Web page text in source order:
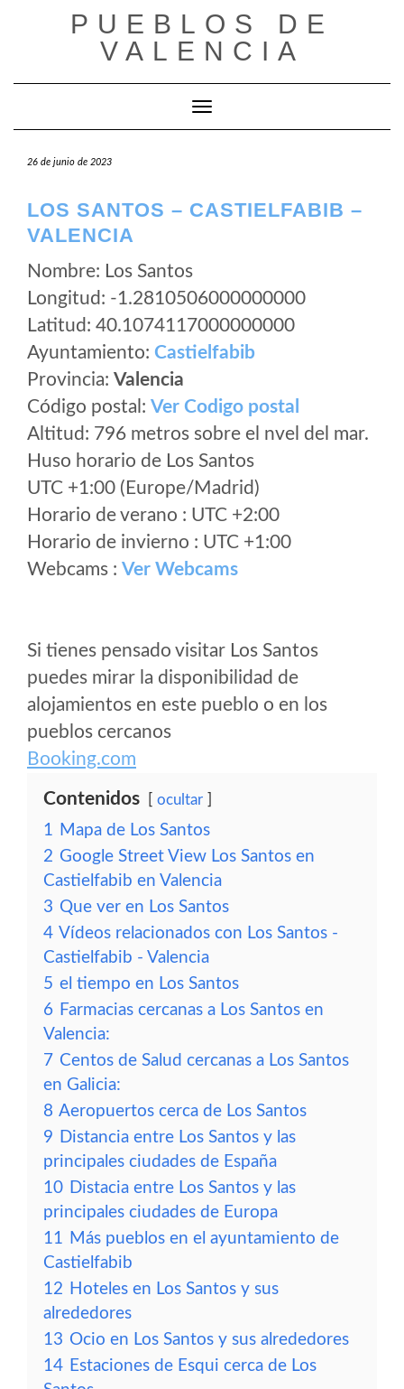
PUEBLOS DE
VALENCIA
Cambiar modo de navegación
26 de junio de 2023
LOS SANTOS – CASTIELFABIB –
VALENCIA
Nombre: Los Santos
Longitud: -1.2810506000000000
Latitud: 40.1074117000000000
Ayuntamiento: Castielfabib
Provincia: Valencia
Código postal: Ver Codigo postal
Altitud: 796 metros sobre el nvel del mar.
Huso horario de Los Santos
UTC +1:00 (Europe/Madrid)
Horario de verano : UTC +2:00
Horario de invierno : UTC +1:00
Webcams : Ver Webcams
Si tienes pensado visitar Los Santos
puedes mirar la disponibilidad de
alojamientos en este pueblo o en los
pueblos cercanos
Booking.com
Contenidos ocultar
1 Mapa de Los Santos
2 Google Street View Los Santos en
Castielfabib en Valencia
3 Que ver en Los Santos
4 Vídeos relacionados con Los Santos -
Castielfabib - Valencia
5 el tiempo en Los Santos
6 Farmacias cercanas a Los Santos en
Valencia:
7 Centos de Salud cercanas a Los Santos
en Galicia:
8 Aeropuertos cerca de Los Santos
9 Distancia entre Los Santos y las
principales ciudades de España
10 Distacia entre Los Santos y las
principales ciudades de Europa
11 Más pueblos en el ayuntamiento de
Castielfabib
12 Hoteles en Los Santos y sus
alrededores
13 Ocio en Los Santos y sus alrededores
14 Estaciones de Esqui cerca de Los